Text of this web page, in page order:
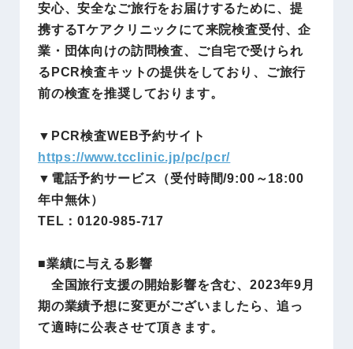
安心、安全なご旅行をお届けするために、提
携するTケアクリニックにて来院検査受付、企
業・団体向けの訪問検査、ご自宅で受けられ
るPCR検査キットの提供をしており、ご旅行
前の検査を推奨しております。
▼PCR検査WEB予約サイト
https://www.tcclinic.jp/pc/pcr/
▼電話予約サービス（受付時間/9:00～18:00
年中無休）
TEL：0120-985-717
■業績に与える影響
全国旅行支援の開始影響を含む、2023年9月
期の業績予想に変更がございましたら、追っ
て適時に公表させて頂きます。